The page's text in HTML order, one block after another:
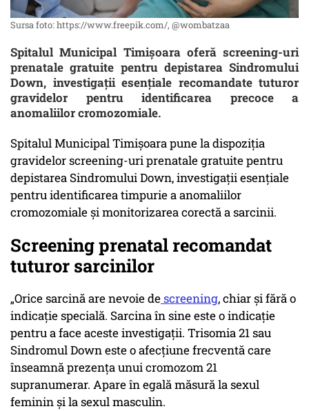
Sursa foto: https://www.freepik.com/, @wombatzaa
Spitalul Municipal Timişoara oferă screening-uri
prenatale gratuite pentru depistarea Sindromului
Down, investigaţii esenţiale recomandate tuturor
gravidelor pentru identificarea precoce a
anomaliilor cromozomiale.
Spitalul Municipal Timişoara pune la dispoziţia
gravidelor screening-uri prenatale gratuite pentru
depistarea Sindromului Down, investigaţii esenţiale
pentru identificarea timpurie a anomaliilor
cromozomiale şi monitorizarea corectă a sarcinii.
Screening prenatal recomandat
tuturor sarcinilor
„Orice sarcină are nevoie descreening, chiar şi fără o
indicaţie specială. Sarcina în sine este o indicaţie
pentru a face aceste investigaţii. Trisomia 21 sau
Sindromul Down este o afecţiune frecventă care
înseamnă prezenţa unui cromozom 21
supranumerar. Apare în egală măsură la sexul
feminin şi la sexul masculin.